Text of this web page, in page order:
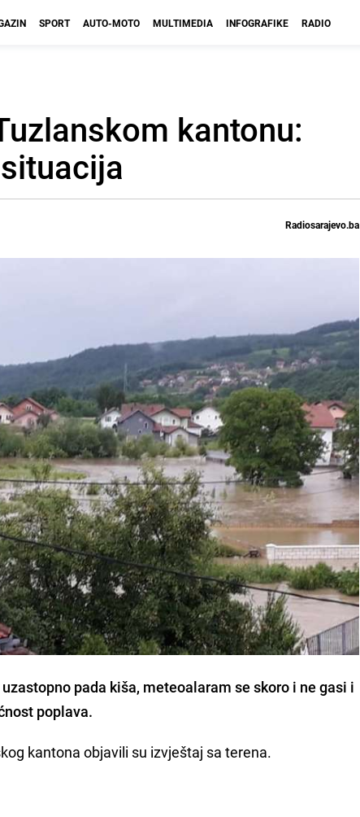
SPORT AUTO-MOTO MULTIMEDIA INFOGRAFIKE RADIO
kantonu:
Radiosarajevo.ba
pada kiša, meteoalaram se skoro i ne gasi i
poplava.
kantona objavili su izvještaj sa terena.